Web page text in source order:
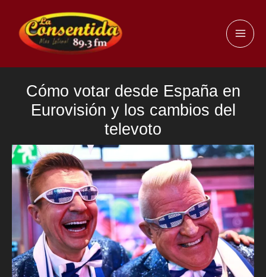
contenido
Cómo votar desde España en
Eurovisión y los cambios del
televoto